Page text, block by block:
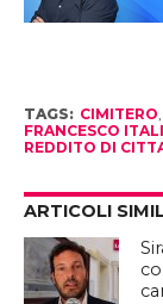
TAGS: CIMITERO,
FRANCESCO
REDDITO DI
ARTICOLI